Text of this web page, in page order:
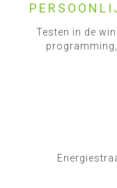
Testen in de